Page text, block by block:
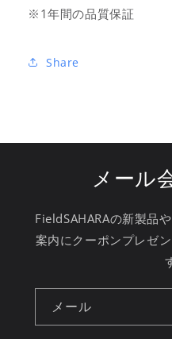
※1年間の品質保証
Share
メール
FieldSAHARAの新製品
案内にクーポンプレゼ
メール